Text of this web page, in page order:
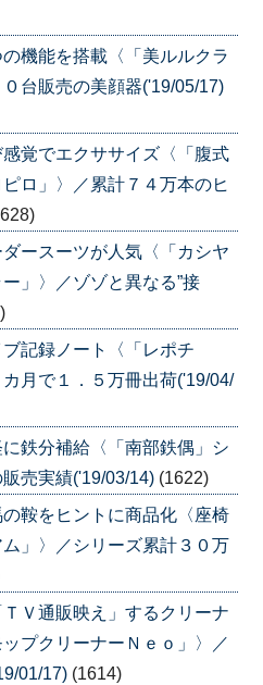
機能を搭載〈「美ルルクラ
台販売の美顔器('19/05/17)
覚でエクササイズ〈「腹式
ロ」〉／累計７４万本のヒ
ースーツが人気〈「カシヤ
」〉／ゾゾと異なる”接
記録ノート〈「レポチ
月で１．５万冊出荷('19/04/
鉄分補給〈「南部鉄偶」シ
売実績('19/03/14) (1622)
鞍をヒントに商品化〈座椅
」〉／シリーズ累計３０万
Ｖ通販映え」するクリーナ
プクリーナーＮｅｏ」〉／
01/17) (1614)